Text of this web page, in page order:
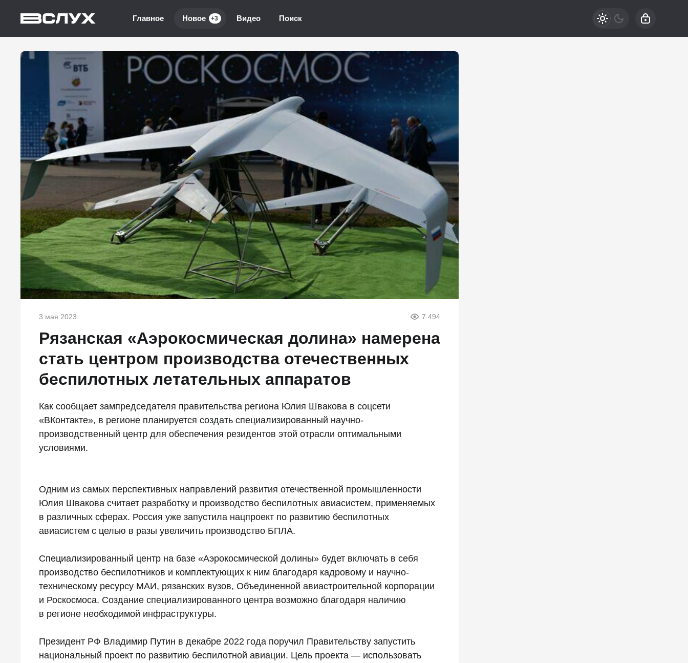
Главное Новое +3 Видео Поиск
3 мая 2023 7 494
Рязанская «Аэрокосмическая долина» намерена
стать центром производства отечественных
беспилотных летательных аппаратов
Как сообщает зампредседателя правительства региона Юлия Швакова в соцсети
«ВКонтакте», в регионе планируется создать специализированный научно-
производственный центр для обеспечения резидентов этой отрасли оптимальными
условиями.
Одним из самых перспективных направлений развития отечественной промышленности
Юлия Швакова считает разработку и производство беспилотных авиасистем, применяемых
в различных сферах. Россия уже запустила нацпроект по развитию беспилотных
авиасистем с целью в разы увеличить производство БПЛА.
Специализированный центр на базе «Аэрокосмической долины» будет включать в себя
производство беспилотников и комплектующих к ним благодаря кадровому и научно-
техническому ресурсу МАИ, рязанских вузов, Объединенной авиастроительной корпорации
и Роскосмоса. Создание специализированного центра возможно благодаря наличию
в регионе необходимой инфраструктуры.
Президент РФ Владимир Путин в декабре 2022 года поручил Правительству запустить
национальный проект по развитию беспилотной авиации. Цель проекта — использовать